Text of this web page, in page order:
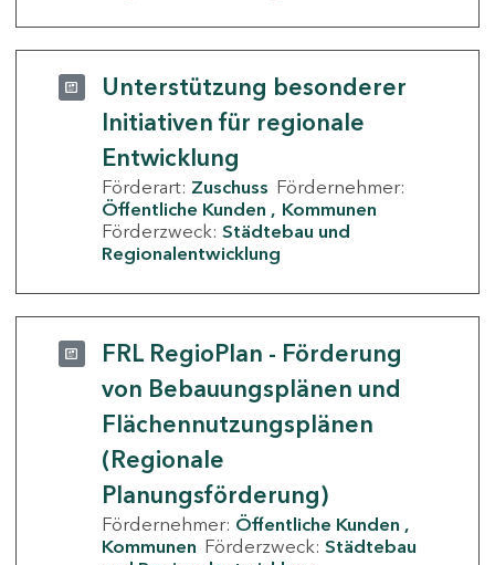
Unterstützung besonderer
Initiativen für regionale
Entwicklung
Förderart: Zuschuss Fördernehmer:
Öffentliche Kunden
Kommunen
Förderzweck: Städtebau und
Regionalentwicklung
FRL RegioPlan - Förderung
von Bebauungsplänen und
Flächennutzungsplänen
(Regionale
Planungsförderung)
Fördernehmer: Öffentliche Kunden
Kommunen Förderzweck: Städtebau